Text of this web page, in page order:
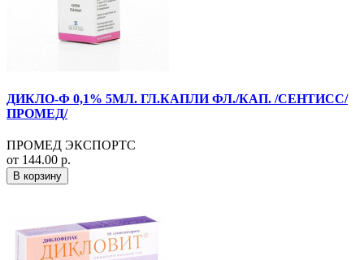
ДИКЛО-Ф 0,1% 5МЛ. ГЛ.КАПЛИ ФЛ./КАП. /СЕНТИСС/
ПРОМЕД/
ПРОМЕД ЭКСПОРТС
от 144.00 р.
В корзину